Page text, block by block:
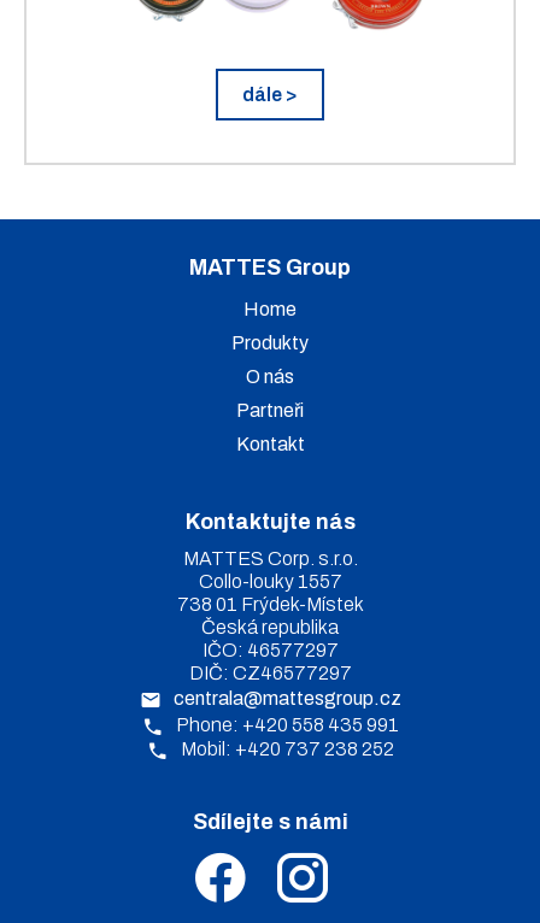
dále >
MATTES Group
Home
Produkty
O nás
Partneři
Kontakt
Kontaktujte nás
MATTES Corp. s.r.o.
Collo-louky 1557
738 01 Frýdek-Místek
Česká republika
IČO: 46577297
DIČ: CZ46577297
centrala@mattesgroup.cz
Phone: +420 558 435 991
Mobil: +420 737 238 252
Sdílejte s námi